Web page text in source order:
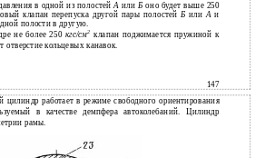
в одной из полостейАилиБоно будет выше 250
клапан перепуска другой пары полостей Б илиАи
полости в другую.
не более 250кгс/см2 клапан поджимается пружиной к
отверстие кольцевых канавок.
147
работает в режиме свободного ориентирования
в качестве демпфера автоколебаний. Цилиндр
рамы.